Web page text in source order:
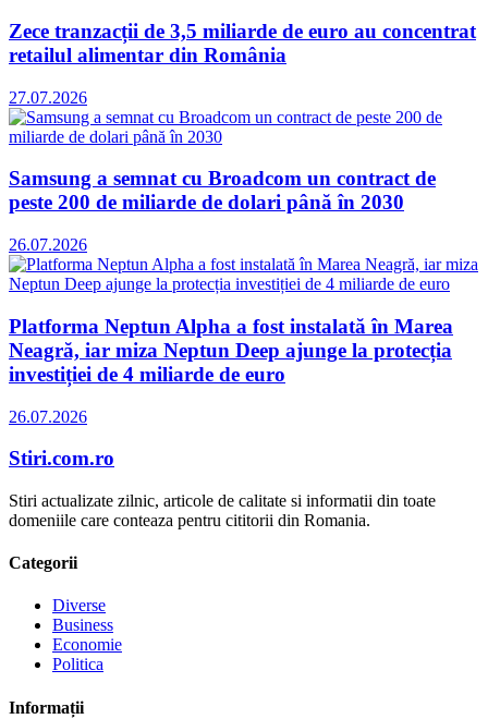
Zece tranzacții de 3,5 miliarde de euro au concentrat
retailul alimentar din România
27.07.2026
Samsung a semnat cu Broadcom un contract de
peste 200 de miliarde de dolari până în 2030
26.07.2026
Platforma Neptun Alpha a fost instalată în Marea
Neagră, iar miza Neptun Deep ajunge la protecția
investiției de 4 miliarde de euro
26.07.2026
Stiri.com.ro
Stiri actualizate zilnic, articole de calitate si informatii din toate
domeniile care conteaza pentru cititorii din Romania.
Categorii
Diverse
Business
Economie
Politica
Informații